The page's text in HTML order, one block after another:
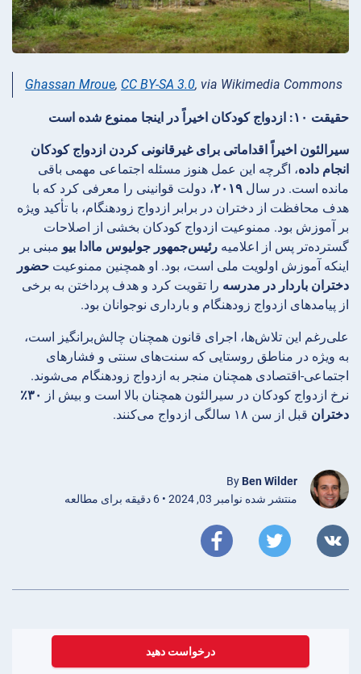
Ghassan Mroue, CC BY-SA 3.0, via Wikimedia Commons
حقیقت ۱۰: ازدواج کودکان اخیراً در اینجا ممنوع شده است
سیرالئون اخیراً اقداماتی برای غیرقانونی کردن ازدواج کودکان
انجام داده، اگرچه این عمل هنوز مسئله اجتماعی مهمی باقی
مانده است. در سال ۲۰۱۹، دولت قوانینی را معرفی کرد که با
هدف محافظت از دختران در برابر ازدواج زودهنگام، با تأکید ویژه
بر آموزش بود. ممنوعیت ازدواج کودکان بخشی از اصلاحات
گسترده‌تر پس از اعلامیه رئیس‌جمهور جولیوس ماادا بیو مبنی بر
اینکه آموزش اولویت ملی است، بود. او همچنین ممنوعیت حضور
دختران باردار در مدرسه را تقویت کرد و هدف پرداختن به برخی
از پیامدهای ازدواج زودهنگام و بارداری نوجوانان بود.
علی‌رغم این تلاش‌ها، اجرای قانون همچنان چالش‌برانگیز است،
به ویژه در مناطق روستایی که سنت‌های سنتی و فشارهای
اجتماعی-اقتصادی همچنان منجر به ازدواج زودهنگام می‌شوند.
نرخ ازدواج کودکان در سیرالئون همچنان بالا است و بیش از
۳۰٪
دختران قبل از سن ۱۸ سالگی ازدواج می‌کنند.
By Ben Wilder
منتشر شده نوامبر 03, 2024 • 6 دقیقه برای مطالعه
درخواست دهید